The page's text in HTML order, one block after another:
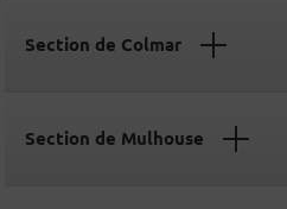
Section de Colmar
Section de Mulhouse